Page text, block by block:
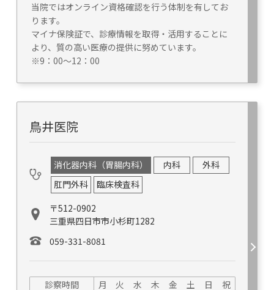
当院ではオンライン資格確認を行う体制を有してお
ります。
マイナ保険証で、診療情報を取得・活用することに
より、質の高い医療の提供に努めています。
※9：00～12：00
鳥井医院
消化器内科（胃腸内科） 内科
外科
肛門外科
臨床検査科
〒512-0902
三重県四日市市小杉町1282
059-331-8081
診察時間 月 火 水 木 金 土 日
祝